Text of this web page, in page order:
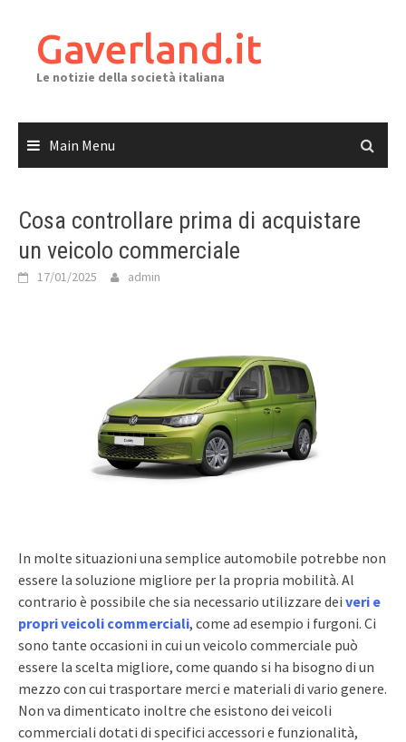
contentGaverland.it
Le notizie della società italiana
Main Menu
Cosa controllare prima di acquistare
un veicolo commerciale
17/01/2025 admin
In molte situazioni una semplice automobile potrebbe non
essere la soluzione migliore per la propria mobilità. Al
contrario è possibile che sia necessario utilizzare dei veri e
propri veicoli commerciali, come ad esempio i furgoni. Ci
sono tante occasioni in cui un veicolo commerciale può
essere la scelta migliore, come quando si ha bisogno di un
mezzo con cui trasportare merci e materiali di vario genere.
Non va dimenticato inoltre che esistono dei veicoli
commerciali dotati di specifici accessori e funzionalità,